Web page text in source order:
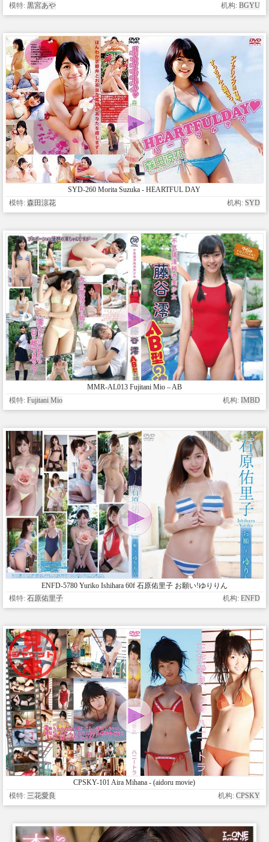
模特: 黒宮あや 机构: BGYU
SYD-260 Morita Suzuka - HEARTFUL DAY
模特: 森田涼花 机构: SYD
MMR-AL013 Fujitani Mio – AB
模特: Fujitani Mio 机构: IMBD
ENFD-5780 Yuriko Ishihara 60f 石原佑里子 お願い!ゆりりん
模特: 石原佑里子 机构: ENFD
CPSKY-101 Aira Mihana - (aidoru movie)
模特: 三花愛良 机构: CPSKY